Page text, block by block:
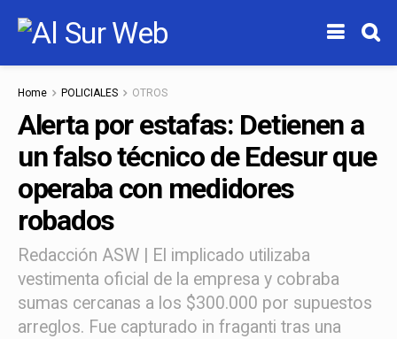
Home POLICIALES OTROS
Alerta por estafas: Detienen a
un falso técnico de Edesur que
operaba con medidores
robados
Redacción ASW | El implicado utilizaba
vestimenta oficial de la empresa y cobraba
sumas cercanas a los $300.000 por supuestos
arreglos. Fue capturado in fraganti tras una